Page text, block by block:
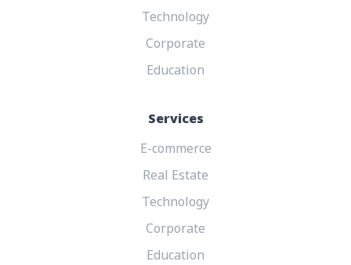
Technology
Corporate
Education
Services
E-commerce
Real Estate
Technology
Corporate
Education